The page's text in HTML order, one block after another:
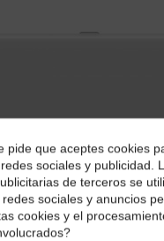
Consultar
deseas recibir
tu ubicación para
impuestos correctos para tu
pide que aceptes cookies
sociales y publicidad.
de terceros se
sociales y anuncios
cookies y el